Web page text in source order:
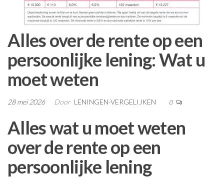
Alles over de rente op een
persoonlijke lening: Wat u
moet weten
28 mei 2026 Door LENINGEN-VERGELIJKEN 0
Alles wat u moet weten
over de rente op een
persoonlijke lening